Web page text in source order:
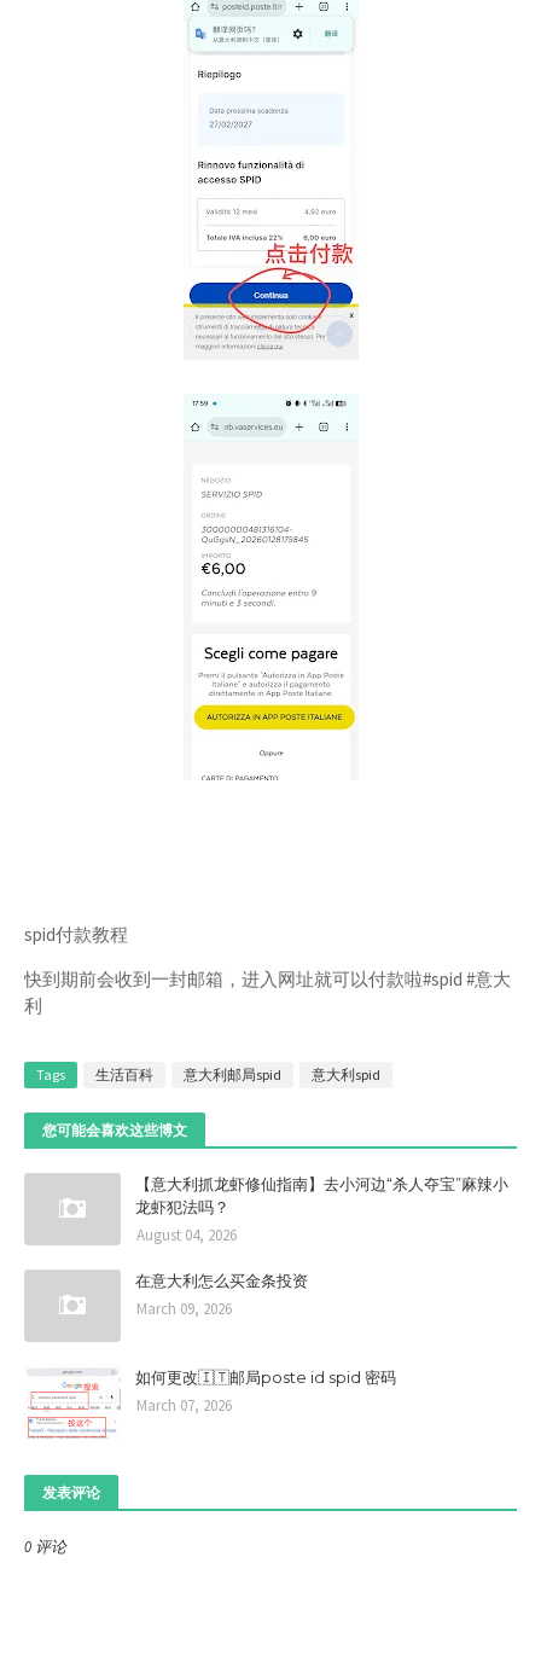
spid付款教程
快到期前会收到一封邮箱，进入网址就可以付款啦#spid #意大
利
Tags 生活百科 意大利邮局spid 意大利spid
您可能会喜欢这些博文
【意大利抓龙虾修仙指南】去小河边“杀人夺宝”麻辣小
龙虾犯法吗？
August 04, 2026
在意大利怎么买金条投资
March 09, 2026
如何更改🇮🇹邮局poste id spid 密码
March 07, 2026
发表评论
0 评论